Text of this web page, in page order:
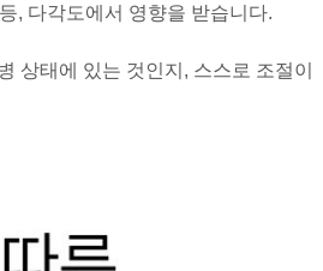
, 다각도에서 영향을 받습니다.
상태에 있는 것인지, 스스로 조절이